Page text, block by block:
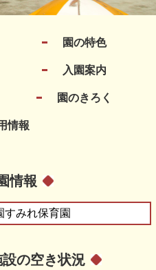
園の特色
入園案内
園のきろく
情報
情報
すみれ保育園
の空き状況